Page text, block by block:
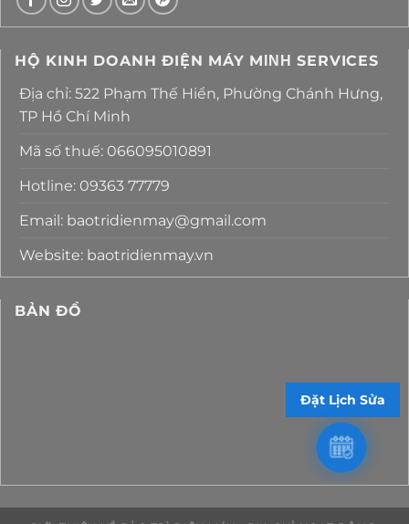
HỘ KINH DOANH ĐIỆN MÁY MΙΝΗ SERVICES
Địa chỉ: 522 Phạm Thế Hiển, Phường Chánh Hưng,
TP Hồ Chí Minh
Mã số thuế: 066095010891
Hotline: 09363 77779
Email: baotridienmay@gmail.com
Website: baotridienmay.vn
BẢN ĐỒ
Đặt Lịch Sửa